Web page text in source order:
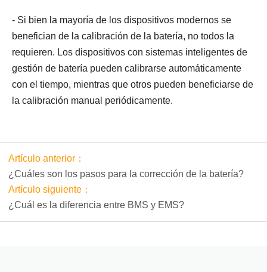
- Si bien la mayoría de los dispositivos modernos se
benefician de la calibración de la batería, no todos la
requieren. Los dispositivos con sistemas inteligentes de
gestión de batería pueden calibrarse automáticamente
con el tiempo, mientras que otros pueden beneficiarse de
la calibración manual periódicamente.
Artículo anterior：
¿Cuáles son los pasos para la corrección de la batería?
Artículo siguiente：
¿Cuál es la diferencia entre BMS y EMS?